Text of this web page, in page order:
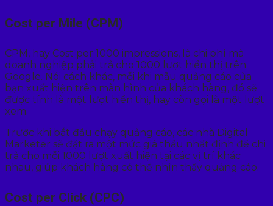
Cost per Mile (CPM)
CPM, hay Cost per 1000 impressions, là chi phí mà
doanh nghiệp phải trả cho 1000 lượt hiển thị trên
Google. Nói cách khác, mỗi khi mẫu quảng cáo của
bạn xuất hiện trên màn hình của khách hàng, đó sẽ
được tính là một lượt hiển thị, hay còn gọi là một lượt
xem.
Trước khi bắt đầu chạy quảng cáo, các nhà Digital
Marketer sẽ đặt ra một mức giá thầu nhất định để chi
trả cho mỗi 1000 lượt xuất hiện tại các vị trí khác
nhau, giúp khách hàng có thể nhìn thấy quảng cáo.
Cost per Click (CPC)